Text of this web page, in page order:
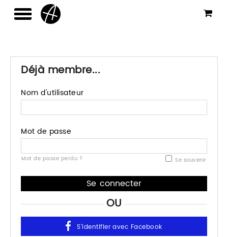
Déjà membre...
Nom d'utilisateur
Mot de passe
Mot de passe perdu ? Se souvenir
OU